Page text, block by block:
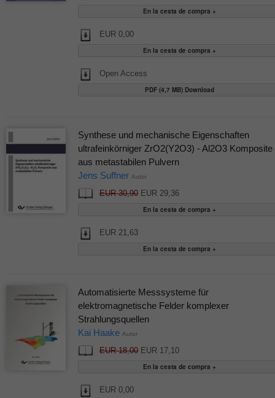
EUR 0,00
Open Access
PDF (4,7 MB) Download
Synthese und mechanische Eigenschaften
ultrafeinkörniger ZrO2(Y2O3) - Al2O3 Komposite
aus metastabilen Pulvern
Jens Suffner Autor
EUR 30,90EUR 29,36
EUR 21,63
Automatisierte Messsysteme für
elektromagnetische Felder komplexer
Strahlungsquellen
Kai Haake Autor
EUR 18,00EUR 17,10
EUR 0,00